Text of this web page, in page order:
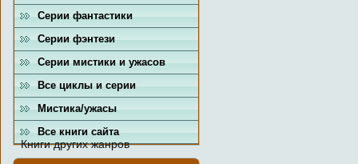
Серии фантастики
Серии фэнтези
Серии мистики и ужасов
Все циклы и серии
Мистика/ужасы
Все книги сайта
Книги других жанров